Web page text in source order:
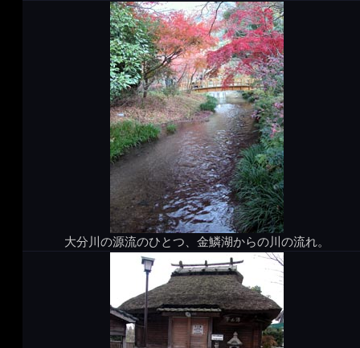
大分川の源流のひとつ、金鱗湖からの川の流れ。